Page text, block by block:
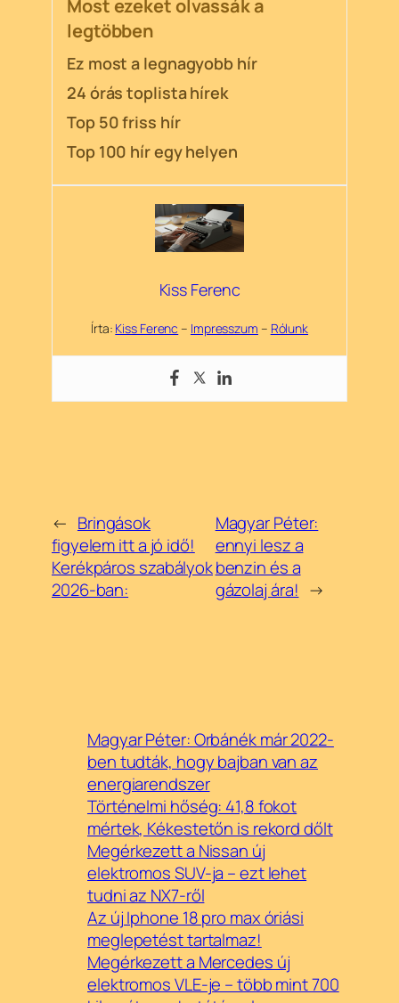
Most ezeket olvassák a
legtöbben
Ez most a legnagyobb hír
24 órás toplista hírek
Top 50 friss hír
Top 100 hír egy helyen
Kiss Ferenc
Írta: Kiss Ferenc – Impresszum – Rólunk
← Bringások
figyelem itt a jó idő!
Kerékpáros szabályok
2026-ban:
Magyar Péter:
ennyi lesz a
benzin és a
gázolaj ára! →
Magyar Péter: Orbánék már 2022-
ben tudták, hogy bajban van az
energiarendszer
Történelmi hőség: 41,8 fokot
mértek, Kékestetőn is rekord dőlt
Megérkezett a Nissan új
elektromos SUV-ja – ezt lehet
tudni az NX7-ről
Az új Iphone 18 pro max óriási
meglepetést tartalmaz!
Megérkezett a Mercedes új
elektromos VLE-je – több mint 700